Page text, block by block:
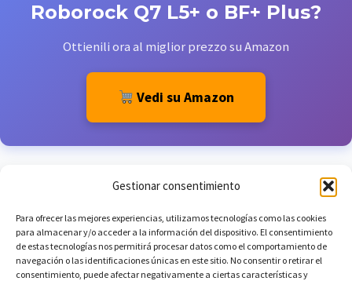
Gestionar consentimiento
Para ofrecer las mejores experiencias, utilizamos tecnologías como las cookies
para almacenar y/o acceder a la información del dispositivo. El consentimiento
de estas tecnologías nos permitirá procesar datos como el comportamiento de
navegación o las identificaciones únicas en este sitio. No consentir o retirar el
consentimiento, puede afectar negativamente a ciertas características y
Roborock Q7 L5+ o BF+ Plus?
Ottienili ora al miglior prezzo su Amazon
Vedi su Amazon